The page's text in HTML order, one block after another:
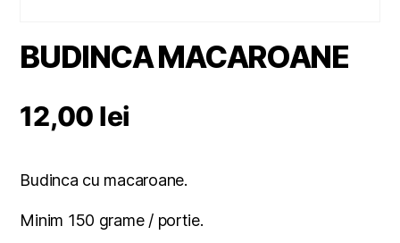
BUDINCA MACAROANE
12,00 lei
Budinca cu macaroane.
Minim 150 grame / portie.